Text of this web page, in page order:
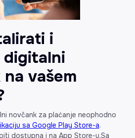
i
vašem
novčank za plaćanje neophodno
sa Google Play Store-a.
dostupna i na App Store-u.Sa